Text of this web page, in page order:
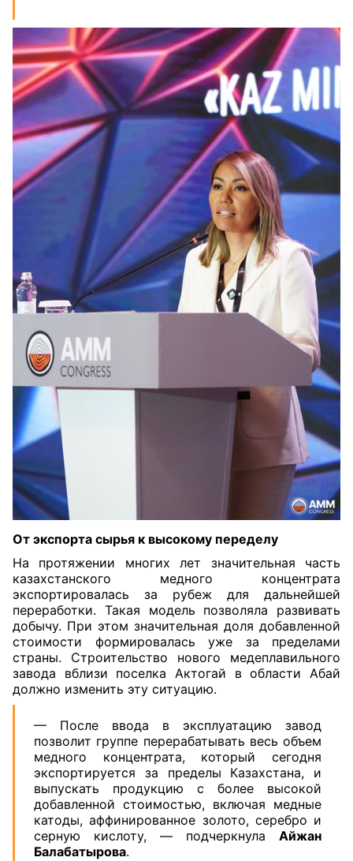
От экспорта сырья к высокому переделу
На протяжении многих лет значительная часть
казахстанского медного концентрата
экспортировалась за рубеж для дальнейшей
переработки. Такая модель позволяла развивать
добычу. При этом значительная доля добавленной
стоимости формировалась уже за пределами
страны. Строительство нового медеплавильного
завода вблизи поселка Актогай в области Абай
должно изменить эту ситуацию.
— После ввода в эксплуатацию завод
позволит группе перерабатывать весь объем
медного концентрата, который сегодня
экспортируется за пределы Казахстана, и
выпускать продукцию с более высокой
добавленной стоимостью, включая медные
катоды, аффинированное золото, серебро и
серную кислоту, — подчеркнула Айжан
Балабатырова.